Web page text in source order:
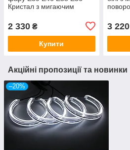
Кристал з мигаючим
2 330 ₴
Купити
3 220
Акційні пропозиції та новинки
–20%